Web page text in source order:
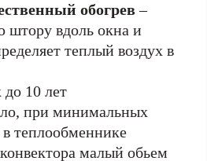
обогрев–
штору вдоль окна и
теплый воздух в
до 10 лет
при минимальных
в теплообменнике
малый обьем